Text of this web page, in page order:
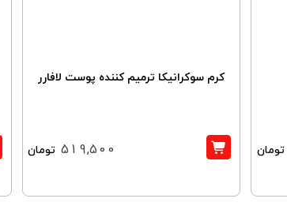
تومان
کرم سوکرانیکا ترمیم کننده پوست لافارر
519,500 تومان